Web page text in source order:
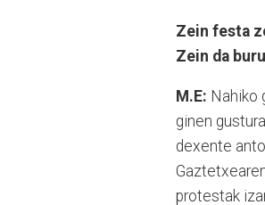
Zein festa
Zein da
M.E: Nahiko
ginen
dexente
protestak